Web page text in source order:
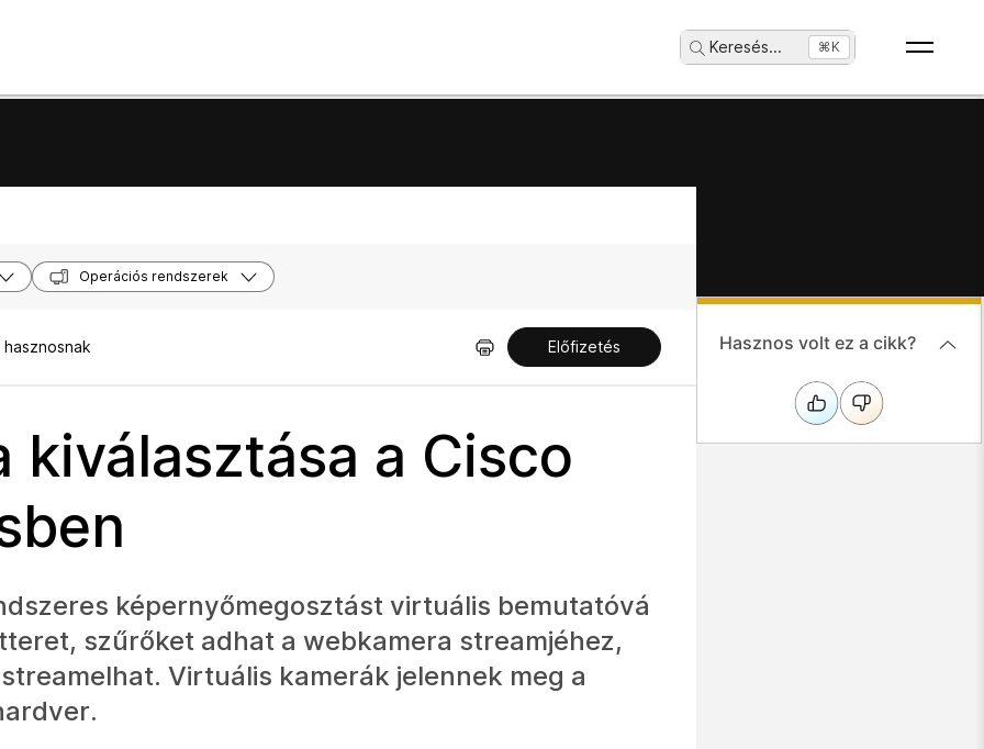
Keresés... ⌘K
Operációs rendszerek
Előfizetés
a Cisco
képernyőmegosztást virtuális bemutatóvá
szűrőket adhat a webkamera streamjéhez,
Virtuális kamerák jelennek meg a
Hasznos volt ez a cikk?